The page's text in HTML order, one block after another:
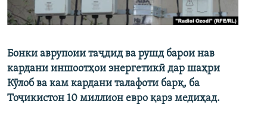
Бонки аврупоии таҷдид ва рушд барои нав
кардани иншоотҳои энергетикӣ дар шаҳри
Кӯлоб ва кам кардани талафоти барқ, ба
Тоҷикистон 10 миллион евро қарз медиҳад.